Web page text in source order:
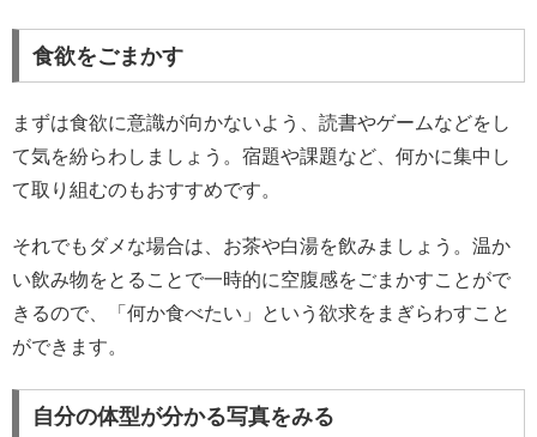
食欲をごまかす
まずは食欲に意識が向かないよう、読書やゲームなどをし
て気を紛らわしましょう。宿題や課題など、何かに集中し
て取り組むのもおすすめです。
それでもダメな場合は、お茶や白湯を飲みましょう。温か
い飲み物をとることで一時的に空腹感をごまかすことがで
きるので、「何か食べたい」という欲求をまぎらわすこと
ができます。
自分の体型が分かる写真をみる